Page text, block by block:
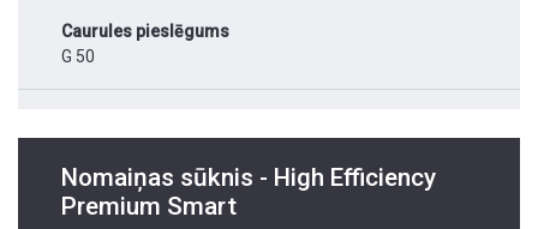
Caurules pieslēgums
G 50
Nomaiņas sūknis - High Efficiency
Premium Smart